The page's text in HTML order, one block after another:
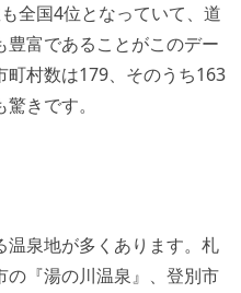
全国4位となっていて、道
富であることがこのデー
町村数は179、そのうち163
きです。
泉地が多くあります。札
『湯の川温泉』、登別市